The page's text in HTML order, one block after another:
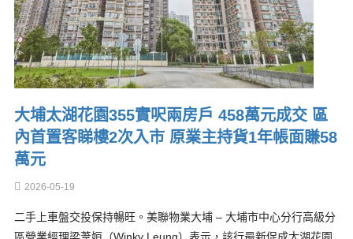
大埔太湖花園355實呎兩房戶 458萬元成交 區
內首置客睇樓2次入市 原業主持貨1年帳面賺58
萬元
2026-05-19
二手上車盤交投保持暢旺。美聯物業大埔 – 大埔市中心分行高級分